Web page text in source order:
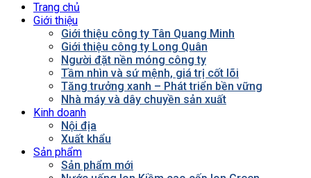
Trang chủ
Giới thiệu
Giới thiệu công ty Tân Quang Minh
Giới thiệu công ty Long Quân
Người đặt nền móng công ty
Tầm nhìn và sứ mệnh, giá trị cốt lõi
Tăng trưởng xanh – Phát triển bền vững
Nhà máy và dây chuyền sản xuất
Kinh doanh
Nội địa
Xuất khẩu
Sản phẩm
Sản phẩm mới